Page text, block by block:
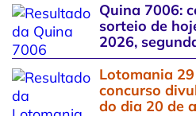
Quina 7006:
sorteio de
2026,
Lotomania
concurso
do dia 20 de